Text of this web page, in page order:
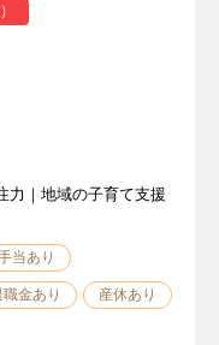
力｜地域の子育て支援
当あり
職金あり 産休あり